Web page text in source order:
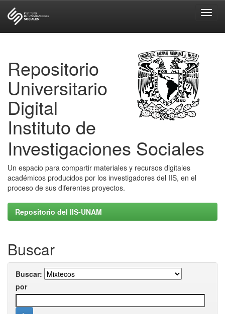
Repositorio
Universitario
Digital
Instituto de
Investigaciones Sociales
Un espacio para compartir materiales y recursos digitales
académicos producidos por los investigadores del IIS, en el
proceso de sus diferentes proyectos.
Repositorio del IIS-UNAM
Buscar
Buscar:
por